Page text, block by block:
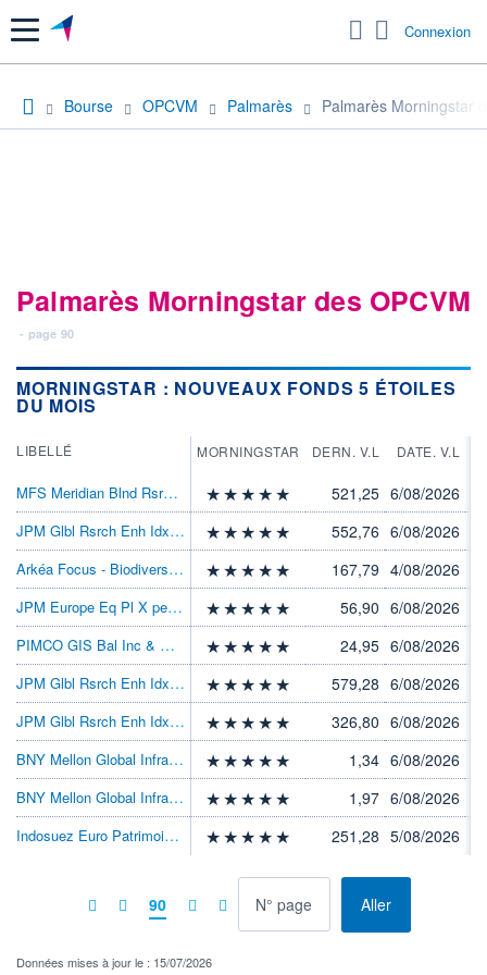
Menu Connexion
Bourse OPCVM Palmarès Palmarès Morningstar
Palmarès Morningstar des OPCVM
- page 90
MORNINGSTAR : NOUVEAUX FONDS 5 ÉTOILES
DU MOIS
LIBELLÉ MORNINGSTAR DERN. V.L DATE. V.L
MFS Meridian Blnd Rsrch Eurp Eq I1 EUR 521,25 6/08/2026
JPM Glbl Rsrch Enh Idx Eq I acc USD
552,76 6/08/2026
Arkéa Focus - Biodiversity P
167,79 4/08/2026
JPM Europe Eq Pl X perf acc EUR
56,90 6/08/2026
PIMCO GIS Bal Inc & Gr Inv USD Acc
24,95 6/08/2026
JPM Glbl Rsrch Enh Idx Eq C acc USD
579,28 6/08/2026
JPM Glbl Rsrch Enh Idx Eq C dist USD
326,80 6/08/2026
BNY Mellon Global Infras Inc USD W Inc
1,34 6/08/2026
BNY Mellon Global Infras Inc USD W Acc
1,97 6/08/2026
Indosuez Euro Patrimoine F
251,28 5/08/2026
90 Allerà la page
Données mises à jour le : 15/07/2026